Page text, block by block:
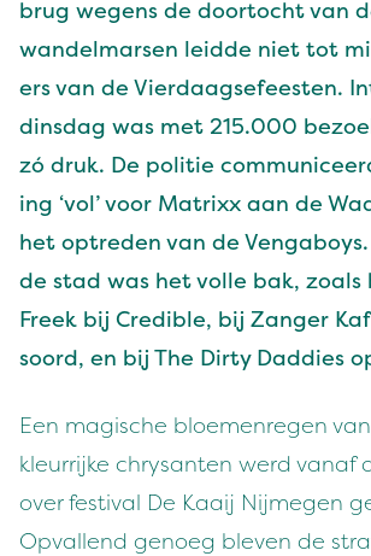
brug wegens de door­tocht van
wan­del­marsen lei­d­de niet tot
ers van de Vier­daagse­feesten.
dins­dag was met 215.000
zó druk. De poli­tie
ing ‘vol’ voor Matrixx aan de
het optre­den van de
de stad was het volle bak, zoals
Freek bij Cred­i­ble, bij Zanger
so­ord, en bij The Dirty Dad­dies
Een magis­che bloe­men­re­gen van
kleur­rijke chrysan­ten werd vanaf
over fes­ti­val De Kaaij Nijmegen
Opval­lend genoeg bleven de